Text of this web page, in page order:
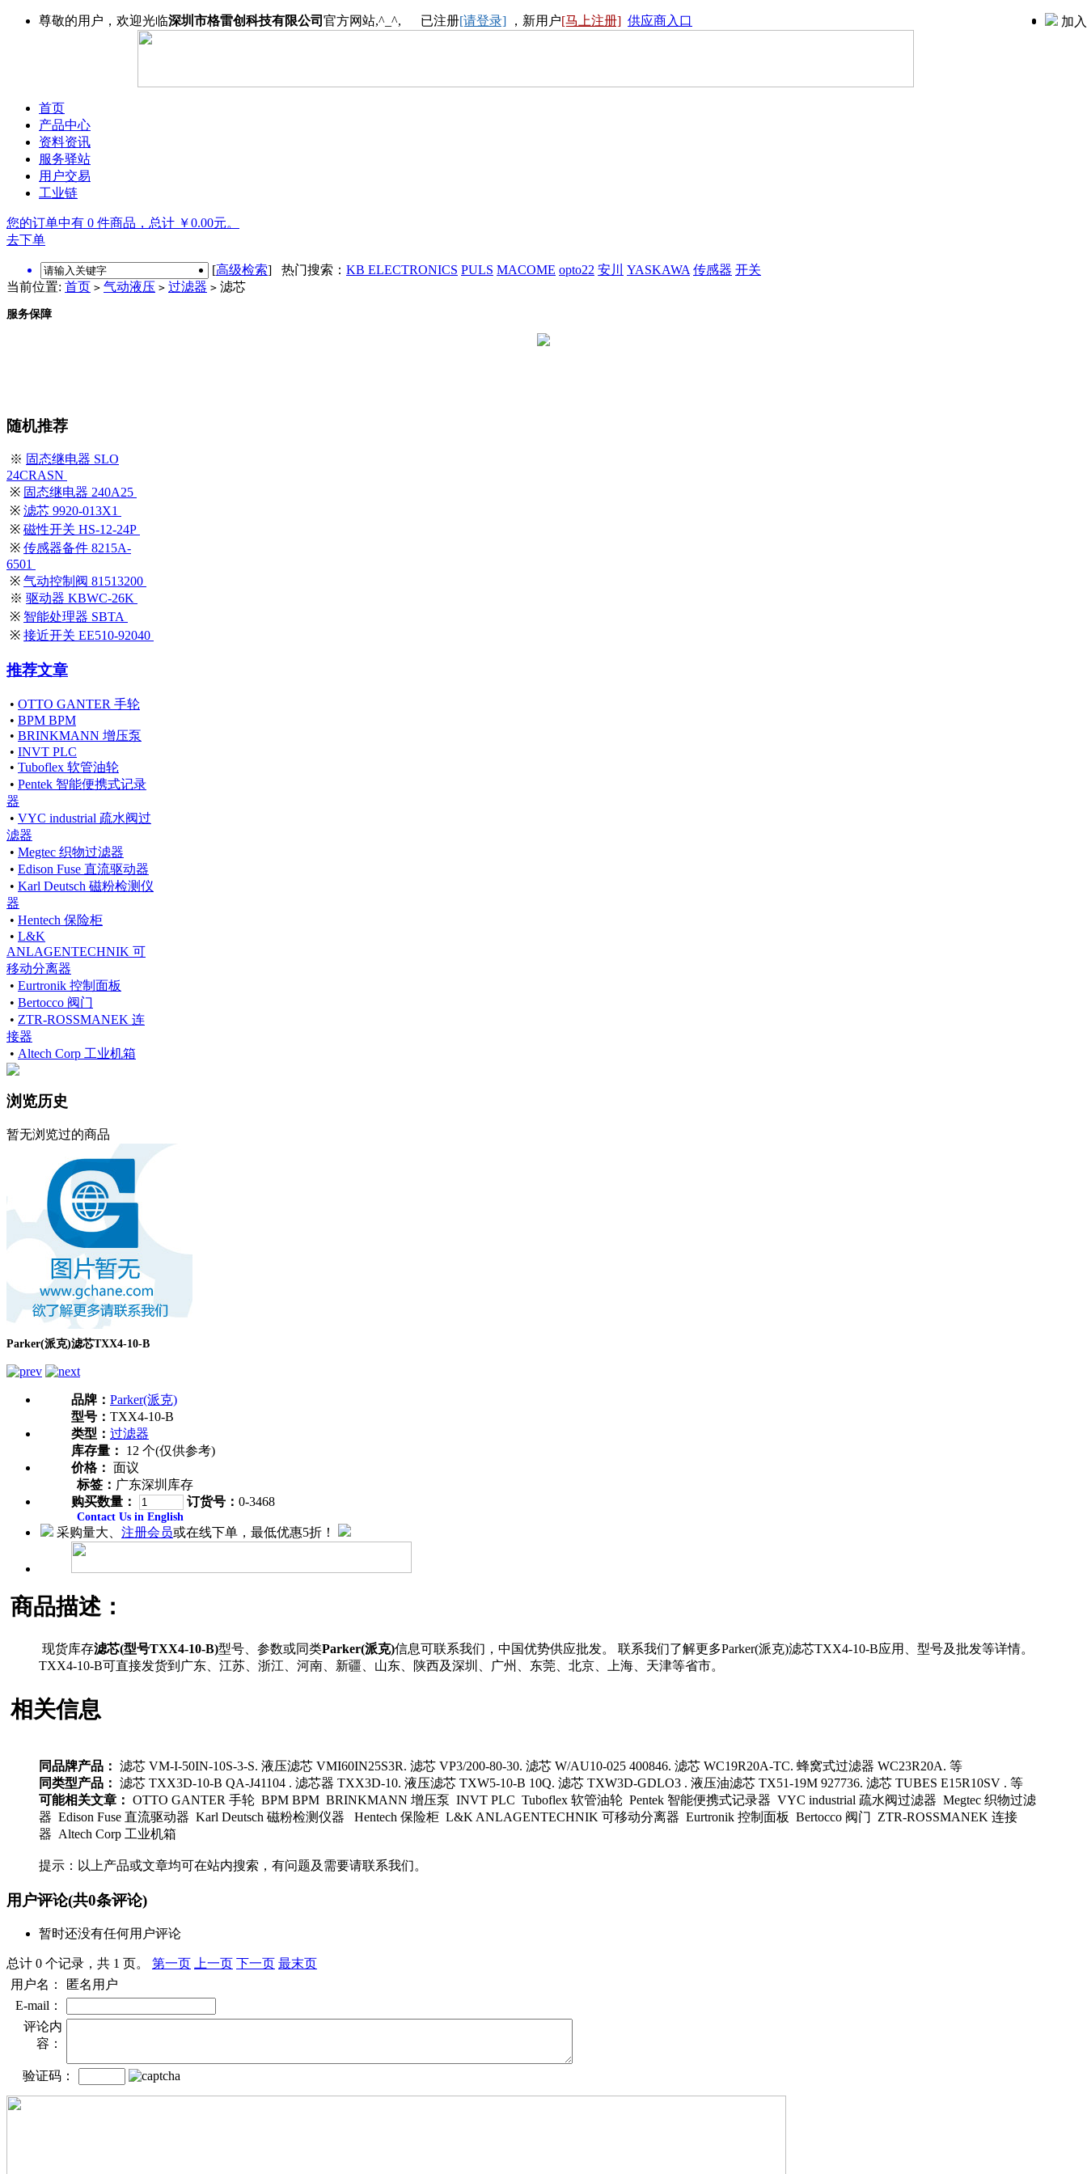
尊敬的用户，欢迎光临深圳市格雷创科技有限公司 官方网站,^_^, 已注册[请登录] ，新用户[马上注册] 供应商入口 加
首页
产品中心
资料资讯
服务驿站
用户交易
工业链
您的订单中有 0 件商品，总计 ￥0.00元。
去下单
[高级检索] 热门搜索： KB ELECTRONICS PULS MACOME opto22 安川 YASKAWA 传感器 开关
当前位置: 首页 > 气动液压 > 过滤器 > 滤芯
服务保障
随机推荐
※ 固态继电器 SLO
24CRASN
※ 固态继电器 240A25
※ 滤芯 9920-013X1
※ 磁性开关 HS-12-24P
※ 传感器备件 8215A-
6501
※ 气动控制阀 81513200
※ 驱动器 KBWC-26K
※ 智能处理器 SBTA
※ 接近开关 EE510-92040
推荐文章
• OTTO GANTER 手轮
• BPM BPM
• BRINKMANN 增压泵
• INVT PLC
• Tuboflex 软管油轮
• Pentek 智能便携式记录
器
• VYC industrial 疏水阀过
滤器
• Megtec 织物过滤器
• Edison Fuse 直流驱动器
• Karl Deutsch 磁粉检测仪
器
• Hentech 保险柜
• L&K
ANLAGENTECHNIK 可
移动分离器
• Eurtronik 控制面板
• Bertocco 阀门
• ZTR-ROSSMANEK 连
接器
• Altech Corp 工业机箱
浏览历史
暂无浏览过的商品
Parker(派克)滤芯TXX4-10-B
品牌： Parker(派克)
型号： TXX4-10-B
类型： 过滤器
库存量：
12 个(仅供参考)
价格： 面议
标签： 广东深圳库存
购买数量：
订货号： 0-3468
Contact Us in English
采购量大、 注册会员或在线下单，最低优惠5折！
商品描述：
现货库存滤芯(型号TXX4-10-B)型号、参数或同类Parker(派克)信息可联系我们，中国优势供应批发。 联系我们了解更多Parker(派克)滤芯TXX4-10-B应用、型号及批发等详情。
TXX4-10-B可直接发货到广东、江苏、浙江、河南、新疆、山东、陕西及深圳、广州、东莞、北京、上海、天津等省市。
相关信息
同品牌产品： 滤芯 VM-I-50IN-10S-3-S. 液压滤芯 VMI60IN25S3R. 滤芯 VP3/200-80-30. 滤芯 W/AU10-025 400846. 滤芯 WC19R20A-TC. 蜂窝式过滤器 WC23R20A. 等
同类型产品： 滤芯 TXX3D-10-B QA-J41104 . 滤芯器 TXX3D-10. 液压滤芯 TXW5-10-B 10Q. 滤芯 TXW3D-GDLO3 . 液压油滤芯 TX51-19M 927736. 滤芯 TUBES E15R10SV . 等
可能相关文章： OTTO GANTER 手轮 BPM BPM BRINKMANN 增压泵 INVT PLC Tuboflex 软管油轮 Pentek 智能便携式记录器 VYC industrial 疏水阀过滤器 Megtec 织物过滤
器 Edison Fuse 直流驱动器 Karl Deutsch 磁粉检测仪器 Hentech 保险柜 L&K ANLAGENTECHNIK 可移动分离器 Eurtronik 控制面板 Bertocco 阀门 ZTR-ROSSMANEK 连接
器 Altech Corp 工业机箱
提示：以上产品或文章均可在站内搜索，有问题及需要请联系我们。
用户评论(共0条评论)
暂时还没有任何用户评论
总计 0 个记录，共 1 页。 第一页 上一页 下一页 最末页
用户名：
匿名用户
E-mail：
评论内
容：
验证码：